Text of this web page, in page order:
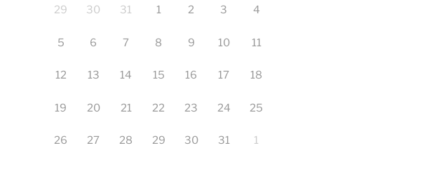
29 30 31 1 2 3 4
5 6 7 8 9 10 11
12 13 14 15 16 17 18
19 20 21 22 23 24 25
26 27 28 29 30 31 1